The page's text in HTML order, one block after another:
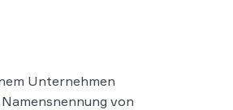
Unternehmen
von